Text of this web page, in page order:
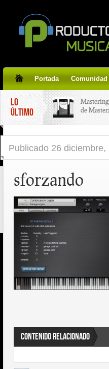
Portada Comunidad
LO
ÚLTIMO
de
line gratis!
Korg
pedal de
Tutorial
Publicado 26 diciembre,
sforzando
CONTENIDO RELACIONADO